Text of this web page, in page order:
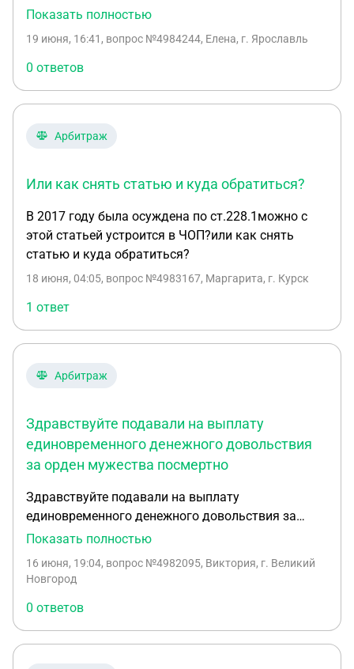
машине,на медосвидетельствование не
машину,документов на руки не давали
никаких,сегодня 19.06.2026г пришла смсна
госуслуги о лишении прав,ни повестки от суда ни
по фактическому адресу не по прописке не было.
Показать полностью
19 июня, 16:41 , вопрос №4984244, Елена, г. Ярославль
0 ответов
Арбитраж
Или как снять статью и куда обратиться?
В 2017 году была осуждена по ст.228.1можно с
этой статьей устроится в ЧОП?или как снять
статью и куда обратиться?
18 июня, 04:05, вопрос №4983167, Маргарита, г. Курск
1 ответ
Арбитраж
Здравствуйте подавали на выплату
единовременного денежного довольствия
за орден мужества посмертно
Здравствуйте подавали на выплату
единовременного денежного довольствия за
орден мужества посмертно скажите за орден идёт
оклада который получал военнослужащий
Показать полностью
16 июня, 19:04, вопрос №4982095, Виктория, г. Великий
Новгород
0 ответов